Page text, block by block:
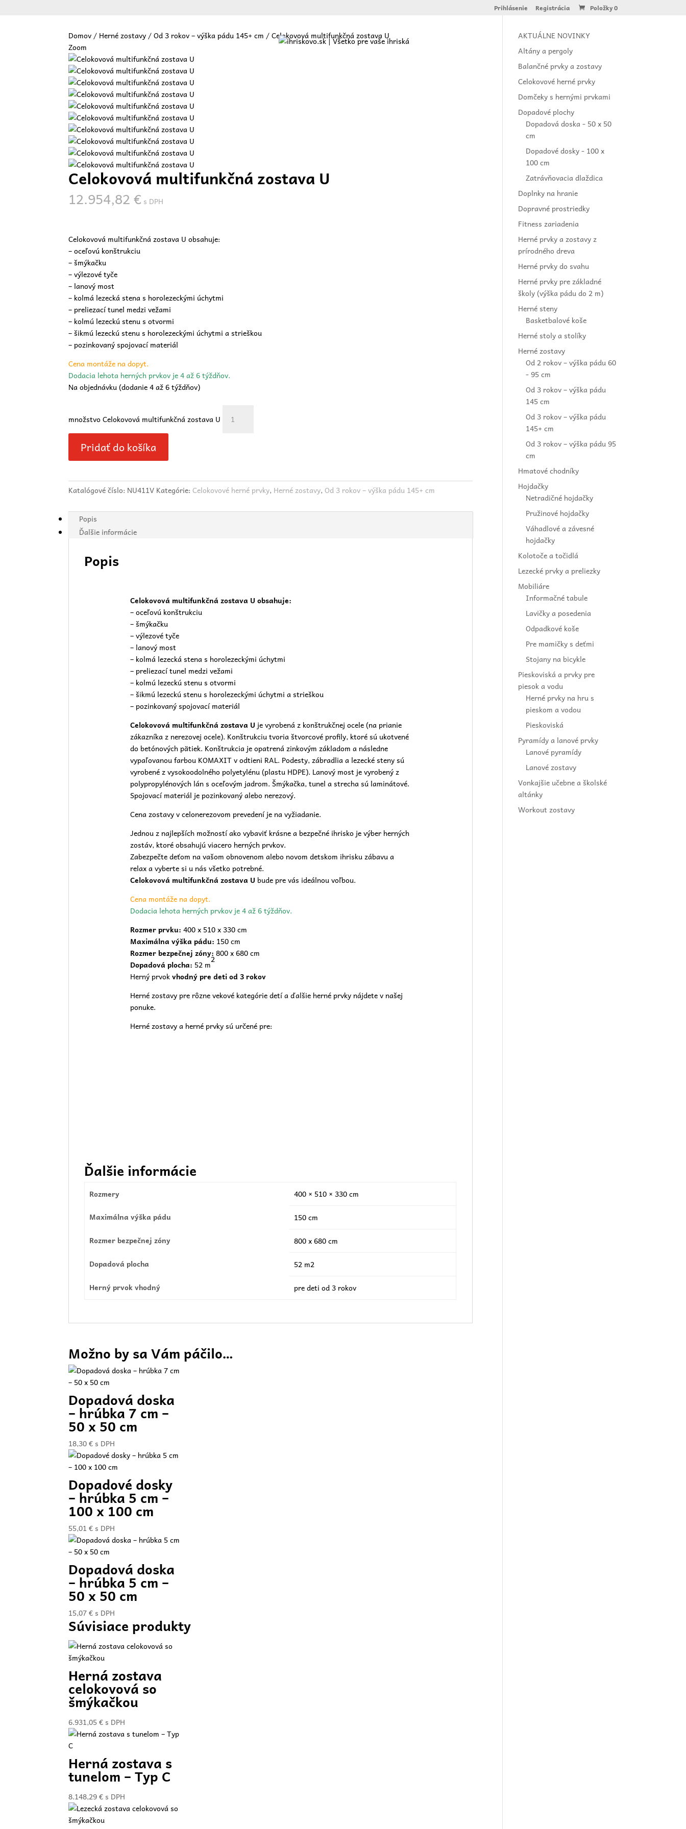
Prihlásenie Registrácia Položky 0
Domov / Herné zostavy /Od 3 rokov – výška pádu 145+ cm / Celokovová multifunkčná zostava U
Zoom
Celokovová multifunkčná zostava U
12.954,82€ s DPH
Celokovová multifunkčná zostava U obsahuje:
– oceľovú konštrukciu
– šmýkačku
– výlezové tyče
– lanový most
– kolmá lezecká stena s horolezeckými úchytmi
– preliezací tunel medzi vežami
– kolmú lezeckú stenu s otvormi
– šikmú lezeckú stenu s horolezeckými úchytmi a strieškou
– pozinkovaný spojovací materiál
Cena montáže na dopyt.
Dodacia lehota herných prvkov je 4 až 6 týždňov.
Na objednávku (dodanie 4 až 6 týždňov)
množstvo Celokovová multifunkčná zostava U
Pridať do košíka
Katalógové číslo: NU411V Kategórie:Celokovové herné prvky, Herné zostavy,Od 3 rokov – výška pádu 145+ cm
Popis
Ďalšie informácie
Popis
Celokovová multifunkčná zostava U obsahuje:
– oceľovú konštrukciu
– šmýkačku
– výlezové tyče
– lanový most
– kolmá lezecká stena s horolezeckými úchytmi
– preliezací tunel medzi vežami
– kolmú lezeckú stenu s otvormi
– šikmú lezeckú stenu s horolezeckými úchytmi a strieškou
– pozinkovaný spojovací materiál
Celokovová multifunkčná zostava U je vyrobená z konštrukčnej ocele (na prianie
zákazníka z nerezovej ocele). Konštrukciu tvoria štvorcové profily, ktoré sú ukotvené
do betónových pätiek. Konštrukcia je opatrená zinkovým základom a následne
vypaľovanou farbou KOMAXIT v odtieni RAL. Podesty, zábradlia a lezecké steny sú
vyrobené z vysokoodolného polyetylénu (plastu HDPE). Lanový most je vyrobený z
polypropylénových lán s oceľovým jadrom. Šmýkačka, tunel a strecha sú laminátové.
Spojovací materiál je pozinkovaný alebo nerezový.
Cena zostavy v celonerezovom prevedení je na vyžiadanie.
Jednou z najlepších možností ako vybaviť krásne a bezpečné ihrisko je výber herných
zostáv, ktoré obsahujú viacero herných prvkov.
Zabezpečte deťom na vašom obnovenom alebo novomdetskom ihriskuzábavu a
relax a vyberte si u nás všetko potrebné.
Celokovová multifunkčná zostava U bude pre vás ideálnou voľbou.
Cena montáže na dopyt.
Dodacia lehota herných prvkov je 4 až 6 týždňov.
Rozmer prvku: 400 x 510 x 330 cm
Maximálna výška pádu: 150 cm
Rozmer bezpečnej zóny: 800 x 680 cm
Dopadová plocha: 52 m
2
Herný prvokvhodný pre deti od 3 rokov
Herné zostavy pre rôzne vekové kategórie detí a ďalšie herné prvky nájdete v našej
ponuke.
Herné zostavy a herné prvky sú určené pre:
Ďalšie informácie
Rozmery 400 × 510 × 330 cm
Maximálna výška pádu 150 cm
Rozmer bezpečnej zóny 800 x 680 cm
Dopadová plocha 52 m2
Herný prvok vhodný pre deti od 3 rokov
Možno by sa Vám páčilo…
Dopadová doska
– hrúbka 7 cm –
50 x 50 cm
18,30€ s DPH
Dopadové dosky
– hrúbka 5 cm –
100 x 100 cm
55,01€ s DPH
Dopadová doska
– hrúbka 5 cm –
50 x 50 cm
15,07€ s DPH
Súvisiace produkty
Herná zostava
celokovová so
šmýkačkou
6.931,05€ s DPH
Herná zostava s
tunelom – Typ C
8.148,29€ s DPH
AKTUÁLNE NOVINKY
Altány a pergoly
Balančné prvky a zostavy
Celokovové herné prvky
Domčeky s hernými prvkami
Dopadové plochy
Dopadová doska - 50 x 50
cm
Dopadové dosky - 100 x
100 cm
Zatrávňovacia dlaždica
Doplnky na hranie
Dopravné prostriedky
Fitness zariadenia
Herné prvky a zostavy z
prírodného dreva
Herné prvky do svahu
Herné prvky pre základné
školy (výška pádu do 2 m)
Herné steny
Basketbalové koše
Herné stoly a stolíky
Herné zostavy
Od 2 rokov – výška pádu 60
- 95 cm
Od 3 rokov – výška pádu
145 cm
Od 3 rokov – výška pádu
145+ cm
Od 3 rokov – výška pádu 95
cm
Hmatové chodníky
Hojdačky
Netradičné hojdačky
Pružinové hojdačky
Váhadlové a závesné
hojdačky
Kolotoče a točidlá
Lezecké prvky a preliezky
Mobiliáre
Informačné tabule
Lavičky a posedenia
Odpadkové koše
Pre mamičky s deťmi
Stojany na bicykle
Pieskoviská a prvky pre
piesok a vodu
Herné prvky na hru s
pieskom a vodou
Pieskoviská
Pyramídy a lanové prvky
Lanové pyramídy
Lanové zostavy
Vonkajšie učebne a školské
altánky
Workout zostavy